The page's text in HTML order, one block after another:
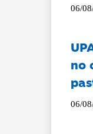
06/
no
06/